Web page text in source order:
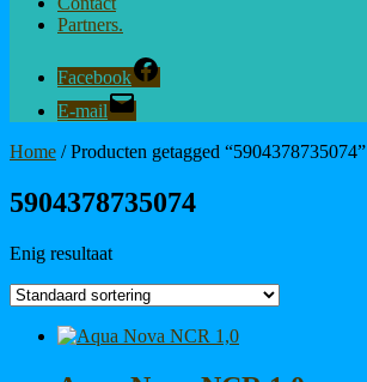
Partners.
Facebook
E-mail
Home / Producten getagged “5904378735074”
5904378735074
Enig resultaat